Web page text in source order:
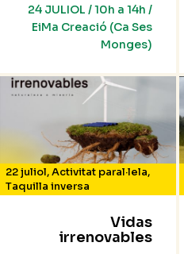
24 JULIOL / 10h a 14h /
EiMa Creació (Ca Ses
Monges)
22 juliol,Activitat paral·lela,
Taquilla inversa
Vidas
irrenovables